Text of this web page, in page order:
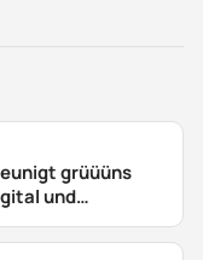
grüüüns
und
Tempo